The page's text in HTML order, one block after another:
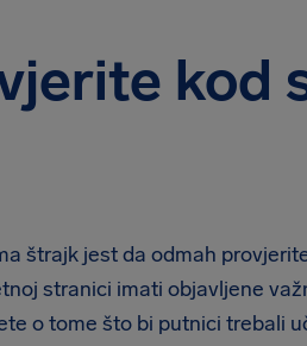
kod
štrajk jest da odmah
stranici imati objavljene
o tome što bi putnici trebali